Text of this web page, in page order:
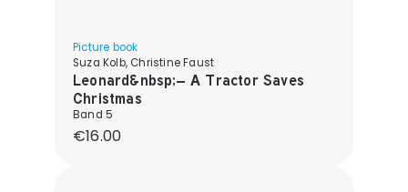
Picture book
Suza Kolb, Christine Faust
Leonard&nbsp;– A Tractor Saves
Christmas
Band 5
Regular price:
€16.00